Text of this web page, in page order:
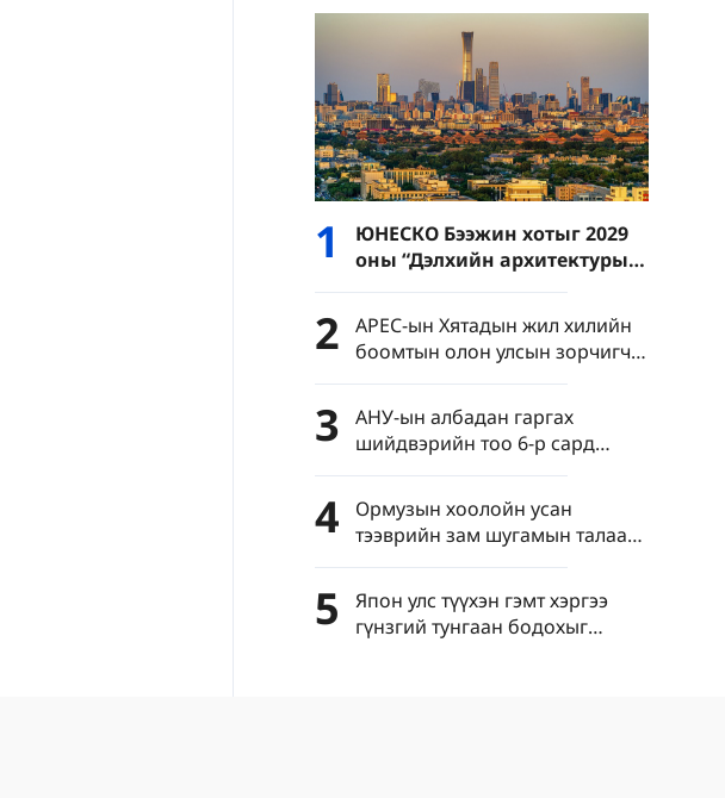
1
ЮНЕСКО Бээжин хотыг 2029
оны “Дэлхийн архитектурын
нийслэл”-ээр батламжиллаа
2
APEC-ын Хятадын жил хилийн
боомтын олон улсын зорчигч
урсгалыг эрчимжүүлэв
3
АНУ-ын албадан гаргах
шийдвэрийн тоо 6-р сард
түүхэн дээд хэмжээнд хүрчээ
4
Ормузын хоолойн усан
тээврийн зам шугамын талаар
Иран Омантай тохиролцоонд
хүрчээ
5
Япон улс түүхэн гэмт хэргээ
гүнзгий тунгаан бодохыг